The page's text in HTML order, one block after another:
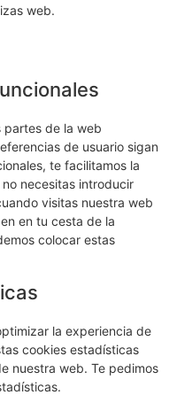
web.
partes de la web
de usuario sigan
te facilitamos la
necesitas introducir
visitas nuestra web
en tu cesta de la
colocar estas
la experiencia de
cookies estadísticas
nuestra web. Te pedimos